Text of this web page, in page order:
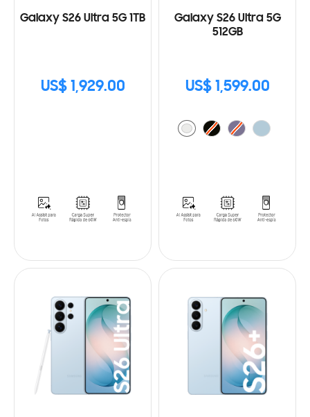
Galaxy S26 Ultra 5G 1TB
US$ 1,929.00
Galaxy S26 Ultra 5G
512GB
US$ 1,599.00